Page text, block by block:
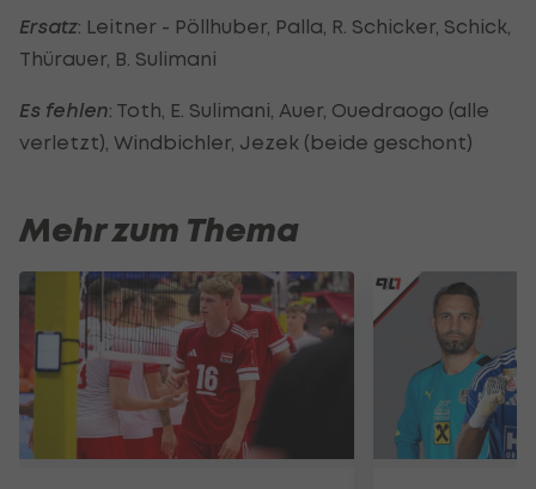
Ersatz: Leitner - Pöllhuber, Palla, R. Schicker, Schick,
Thürauer, B. Sulimani
Es fehlen: Toth, E. Sulimani, Auer, Ouedraogo (alle
verletzt), Windbichler, Jezek (beide geschont)
Mehr zum Thema